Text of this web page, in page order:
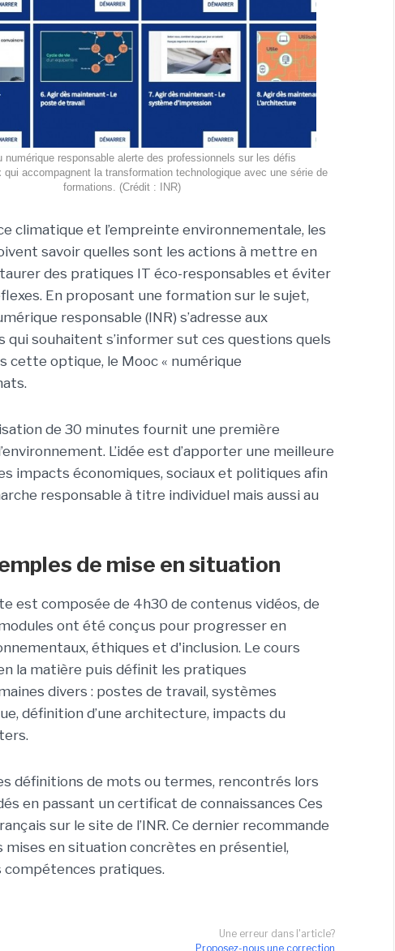
numérique responsable alerte des professionnels sur les défis
qui accompagnent la transformation technologique avec une série de
formations. (Crédit : INR)
climatique et l’empreinte environnementale, les
savoir quelles sont les actions à mettre en
des pratiques IT éco-responsables et éviter
En proposant une formation sur le sujet,
responsable (INR) s’adresse aux
qui souhaitent s’informer sut ces questions quels
cette optique, le Mooc « numérique
de 30 minutes fournit une première
L’idée est d’apporter une meilleure
impacts économiques, sociaux et politiques afin
responsable à titre individuel mais aussi au
de mise en situation
est composée de 4h30 de contenus vidéos, de
ont été conçus pour progresser en
éthiques et d'inclusion. Le cours
la matière puis définit les pratiques
divers : postes de travail, systèmes
définition d’une architecture, impacts du
définitions de mots ou termes, rencontrés lors
en passant un certificat de connaissances Ces
sur le site de l’INR. Ce dernier recommande
en situation concrètes en présentiel,
compétences pratiques.
Une erreur dans l'article?
Proposez-nous une correction